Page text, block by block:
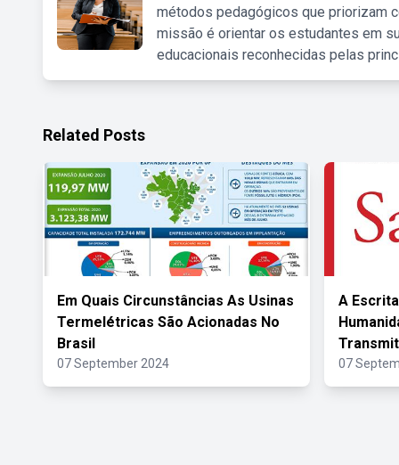
métodos pedagógicos que priorizam
missão é orientar os estudantes em
educacionais reconhecidas pelas
Related Posts
Em Quais Circunstâncias As Usinas
Termelétricas São Acionadas No
Brasil
07 September 2024
A
07